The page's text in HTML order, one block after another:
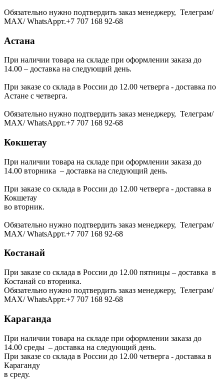
Обязательно нужно подтвердить заказ менеджеру, Телеграм/
МАХ/ WhatsAppт.+7 707 168 92-68
Астана
При наличии товара на складе при оформлении заказа до
14.00 – доставка на следующий день.
При заказе со склада в России до 12.00 четверга - доставка по
Астане с четверга.
Обязательно нужно подтвердить заказ менеджеру, Телеграм/
МАХ/ WhatsAppт.+7 707 168 92-68
Кокшетау
При наличии товара на складе при оформлении заказа до
14.00 вторника – доставка на следующий день.
При заказе со склада в России до 12.00 четверга - доставка в
Кокшетау
во вторник.
Обязательно нужно подтвердить заказ менеджеру, Телеграм/
МАХ/ WhatsAppт.+7 707 168 92-68
Костанай
При заказе со склада в России до 12.00 пятницы – доставка в
Костанай со вторника.
Обязательно нужно подтвердить заказ менеджеру, Телеграм/
МАХ/ WhatsAppт.+7 707 168 92-68
Караганда
При наличии товара на складе при оформлении заказа до
14.00 среды – доставка на следующий день.
При заказе со склада в России до 12.00 четверга - доставка в
Караганду
в среду.